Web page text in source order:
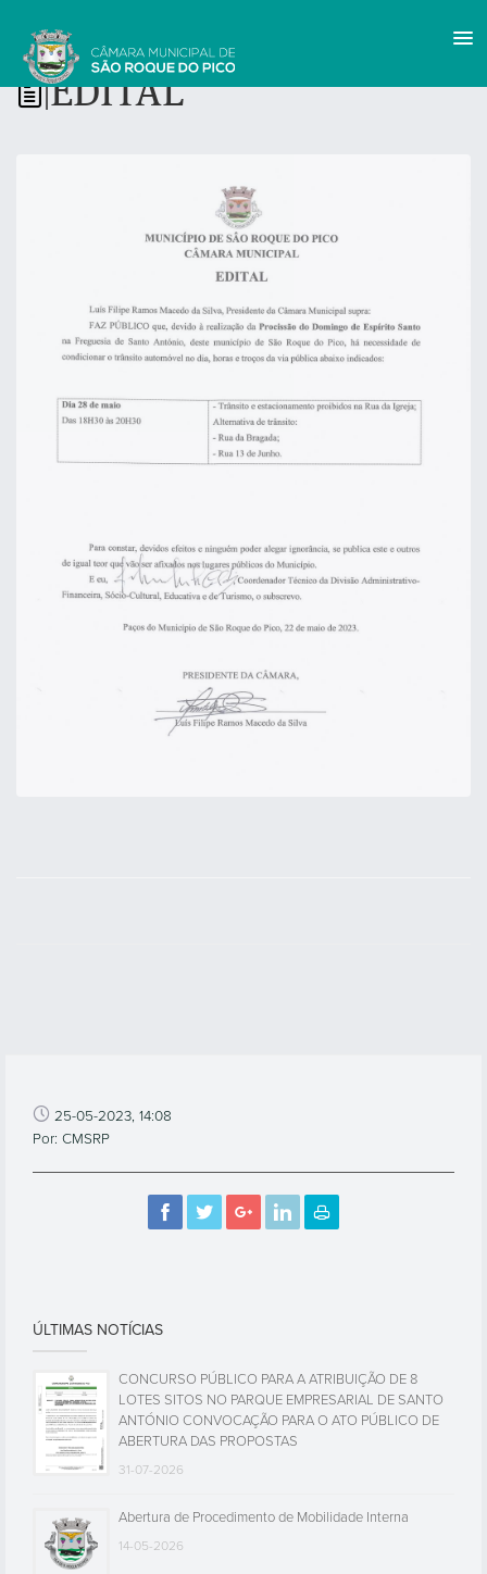
EDITAL
25-05-2023, 14:08
Por: CMSRP
ÚLTIMAS NOTÍCIAS
CONCURSO PÚBLICO PARA A ATRIBUIÇÃO DE 8
LOTES SITOS NO PARQUE EMPRESARIAL DE SANTO
ANTÓNIO CONVOCAÇÃO PARA O ATO PÚBLICO DE
ABERTURA DAS PROPOSTAS
31-07-2026
Abertura de Procedimento de Mobilidade Interna
14-05-2026